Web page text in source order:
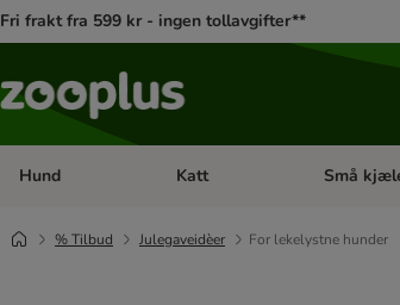
Fri frakt fra 599 kr - ingen tollavgifter**
Hund Åpne kategorimeny: Hund
Katt Åpne
Små
% Tilbud Julegaveidèer For lekelystne hunder